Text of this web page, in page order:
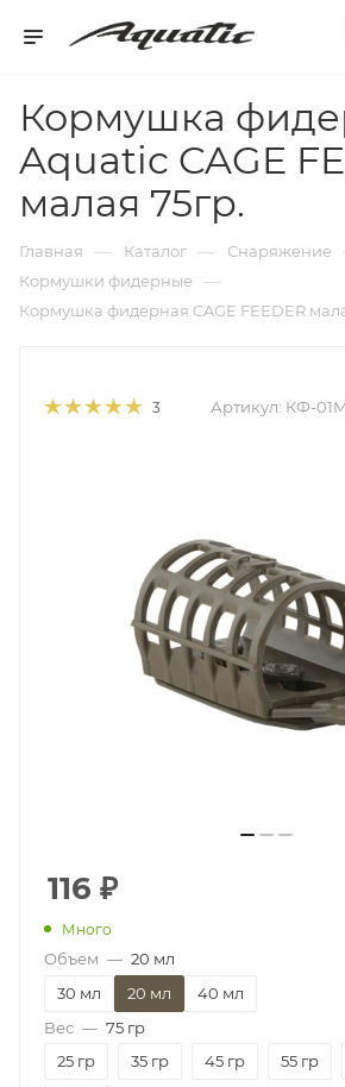
Кормушка
Aquatic CAGE
малая 75гр.
Главная — Каталог — Снаряжение
Кормушки фидерные —
Кормушка фидерная CAGE FEEDER
3 Артикул: КФ-
116 ₽
Много
Объем — 20 мл
30 мл
20 мл
40 мл
Вес — 75 гр
25 гр
35 гр 45 гр 55 гр